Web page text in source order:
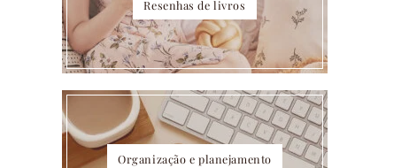
Resenhas de livros
Organização e planejamento